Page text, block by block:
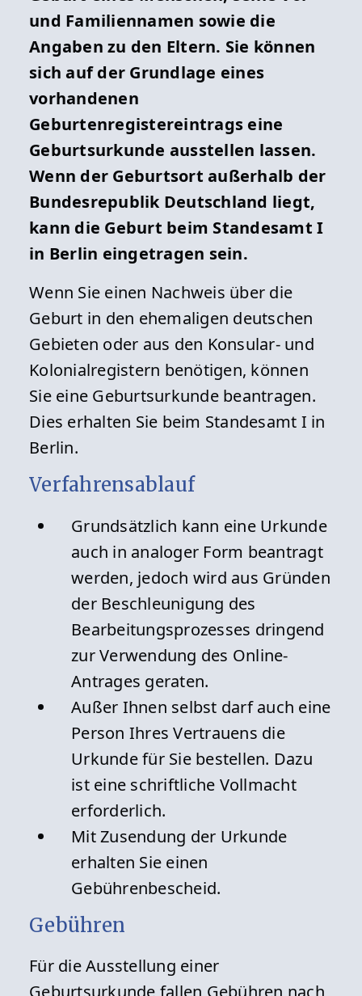
und Familiennamen sowie die
Angaben zu den Eltern. Sie können
sich auf der Grundlage eines
vorhandenen
Geburtenregistereintrags eine
Geburtsurkunde ausstellen lassen.
Wenn der Geburtsort außerhalb der
Bundesrepublik Deutschland liegt,
kann die Geburt beim Standesamt I
in Berlin eingetragen sein.
Wenn Sie einen Nachweis über die
Geburt in den ehemaligen deutschen
Gebieten oder aus den Konsular- und
Kolonialregistern benötigen, können
Sie eine Geburtsurkunde beantragen.
Dies erhalten Sie beim Standesamt I in
Berlin.
Verfahrensablauf
Grundsätzlich kann eine Urkunde
auch in analoger Form beantragt
werden, jedoch wird aus Gründen
der Beschleunigung des
Bearbeitungsprozesses dringend
zur Verwendung des Online-
Antrages geraten.
Außer Ihnen selbst darf auch eine
Person Ihres Vertrauens die
Urkunde für Sie bestellen. Dazu
ist eine schriftliche Vollmacht
erforderlich.
Mit Zusendung der Urkunde
erhalten Sie einen
Gebührenbescheid.
Gebühren
Für die Ausstellung einer